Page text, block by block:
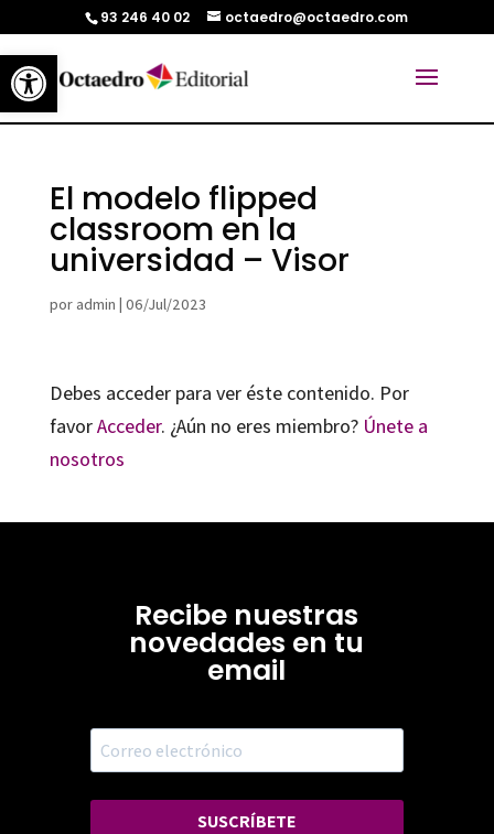
Abrir barra de herramientas
93 246 40 02 octaedro@octaedro.com
El modelo flipped
classroom en la
universidad – Visor
por admin | 06/Jul/2023
Debes acceder para ver éste contenido. Por
favorAcceder. ¿Aún no eres miembro? Únete a
nosotros
Recibe nuestras
novedades en tu
email
SUSCRÍBETE